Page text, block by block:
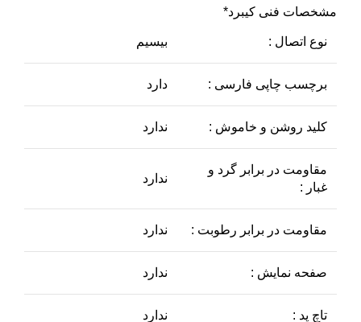
مشخصات فنی کیبرد*
نوع اتصال : بیسیم
برچسب چاپی فارسی : دارد
کلید روشن و خاموش : ندارد
مقاومت در برابر گرد و
غبار :
ندارد
مقاومت در برابر رطوبت : ندارد
صفحه نمایش : ندارد
تاچ پد : ندارد